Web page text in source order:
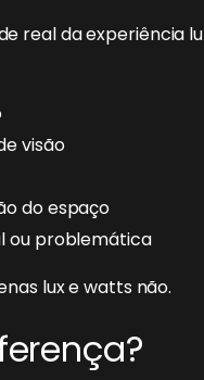
real da experiência
visão
do espaço
ou problemática
lux e watts não.